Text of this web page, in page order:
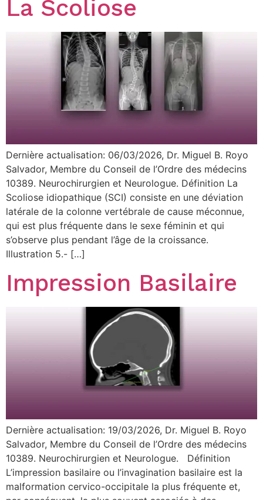
La Scoliose
Dernière actualisation: 06/03/2026, Dr. Miguel B. Royo
Salvador, Membre du Conseil de l’Ordre des médecins
10389. Neurochirurgien et Neurologue. Définition La
Scoliose idiopathique (SCI) consiste en une déviation
latérale de la colonne vertébrale de cause méconnue,
qui est plus fréquente dans le sexe féminin et qui
s’observe plus pendant l’âge de la croissance.
Illustration 5.- […]
Impression Basilaire
Dernière actualisation: 19/03/2026, Dr. Miguel B. Royo
Salvador, Membre du Conseil de l’Ordre des médecins
10389. Neurochirurgien et Neurologue. Définition
L’impression basilaire ou l’invagination basilaire est la
malformation cervico-occipitale la plus fréquente et,